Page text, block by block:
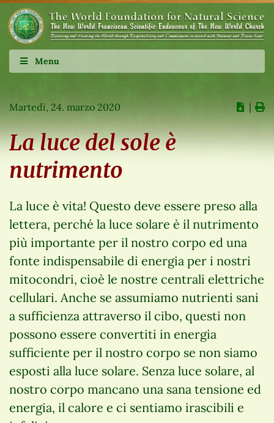
Menu
Martedì, 24. marzo 2020 ∣
La luce del sole è
nutrimento
La luce è vita! Questo deve essere preso alla
lettera, perché la luce solare è il nutrimento
più importante per il nostro corpo ed una
fonte indispensabile di energia per i nostri
mitocondri, cioè le nostre centrali elettriche
cellulari. Anche se assumiamo nutrienti sani
a sufficienza attraverso il cibo, questi non
possono essere convertiti in energia
sufficiente per il nostro corpo se non siamo
esposti alla luce solare. Senza luce solare, al
nostro corpo mancano una sana tensione ed
energia, il calore e ci sentiamo irascibili e